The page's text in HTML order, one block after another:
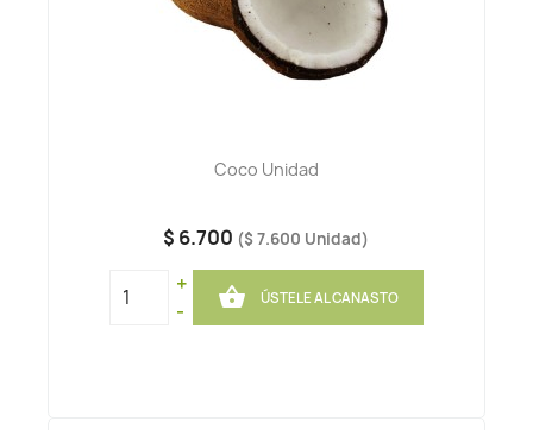
Coco Unidad
$ 6.700 ($ 7.600 Unidad)
+
-
 ÚSTELE AL CANASTO